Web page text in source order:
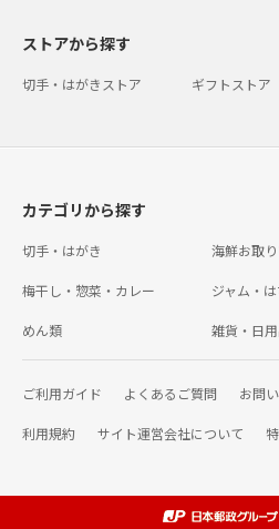
ストアから探す
切手・はがきストア ギフトストア
カテゴリから探す
切手・はがき 海鮮お取
梅干し・惣菜・カレー ジャム・
めん類 雑貨・日
ご利用ガイド よくあるご質問 お問
利用規約 サイト運営会社について